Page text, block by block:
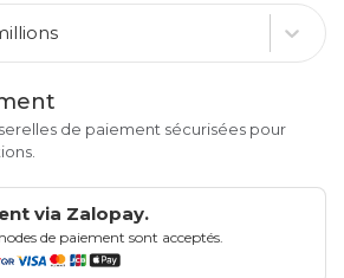
de paiement sécurisées pour
via Zalopay.
de paiement sont acceptés.